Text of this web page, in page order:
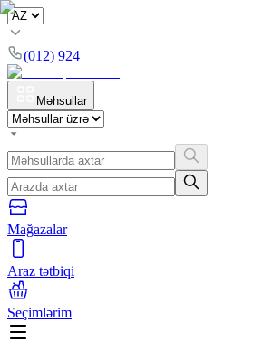
(012) 924
Məhsullar
Mağazalar
Araz tətbiqi
Seçimlərim